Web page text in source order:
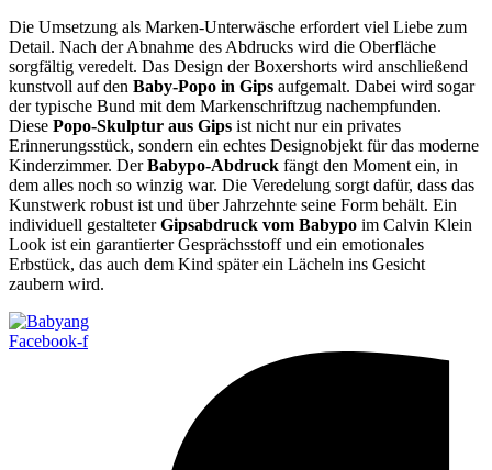
Die Umsetzung als Marken-Unterwäsche erfordert viel Liebe zum
Detail. Nach der Abnahme des Abdrucks wird die Oberfläche
sorgfältig veredelt. Das Design der Boxershorts wird anschließend
kunstvoll auf den Baby-Popo in Gips aufgemalt. Dabei wird sogar
der typische Bund mit dem Markenschriftzug nachempfunden.
Diese Popo-Skulptur aus Gips ist nicht nur ein privates
Erinnerungsstück, sondern ein echtes Designobjekt für das moderne
Kinderzimmer. DerBabypo-Abdruck fängt den Moment ein, in
dem alles noch so winzig war. Die Veredelung sorgt dafür, dass das
Kunstwerk robust ist und über Jahrzehnte seine Form behält. Ein
individuell gestalteterGipsabdruck vom Babypo im Calvin Klein
Look ist ein garantierter Gesprächsstoff und ein emotionales
Erbstück, das auch dem Kind später ein Lächeln ins Gesicht
zaubern wird.
Facebook-f